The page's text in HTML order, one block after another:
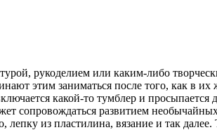
рукоделием или каким-либо
этим заниматься после того, как в
какой-то тумблер и просыпается
сопровождаться развитием
из пластилина, вязание и так